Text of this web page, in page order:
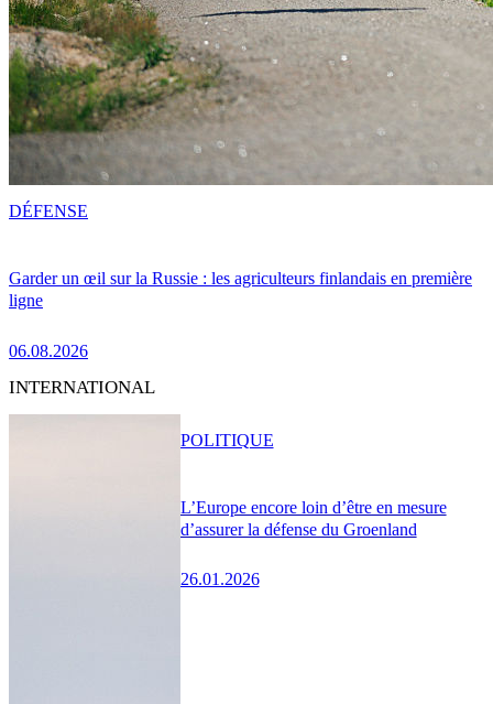
Garder un œil sur la Russie : les agriculteurs finlandais en première
ligne
06.08.2026
DÉFENSE
INTERNATIONAL
L’Europe encore loin d’être en mesure
d’assurer la défense du Groenland
26.01.2026
POLITIQUE